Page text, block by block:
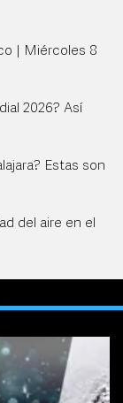
| Miércoles 8
2026? Así
Estas son
del aire en el